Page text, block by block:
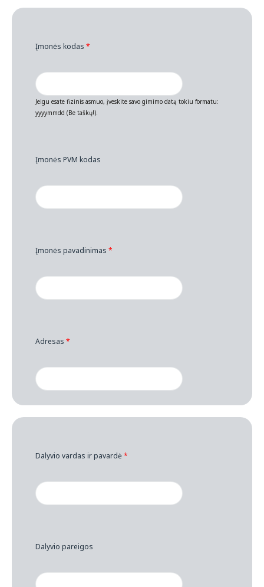
Įmonės kodas *
Jeigu esate fizinis asmuo, įveskite savo gimimo datą tokiu formatu:
yyyymmdd (Be taškų!).
Įmonės PVM kodas
Įmonės pavadinimas *
Adresas *
Dalyvio vardas ir pavardė*
Dalyvio pareigos